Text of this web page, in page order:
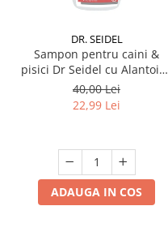
DR. SEIDEL
Sampon pentru caini &
pisici Dr Seidel cu Alantoina
220 ml
40,00 Lei
22,99 Lei
ADAUGA IN COS